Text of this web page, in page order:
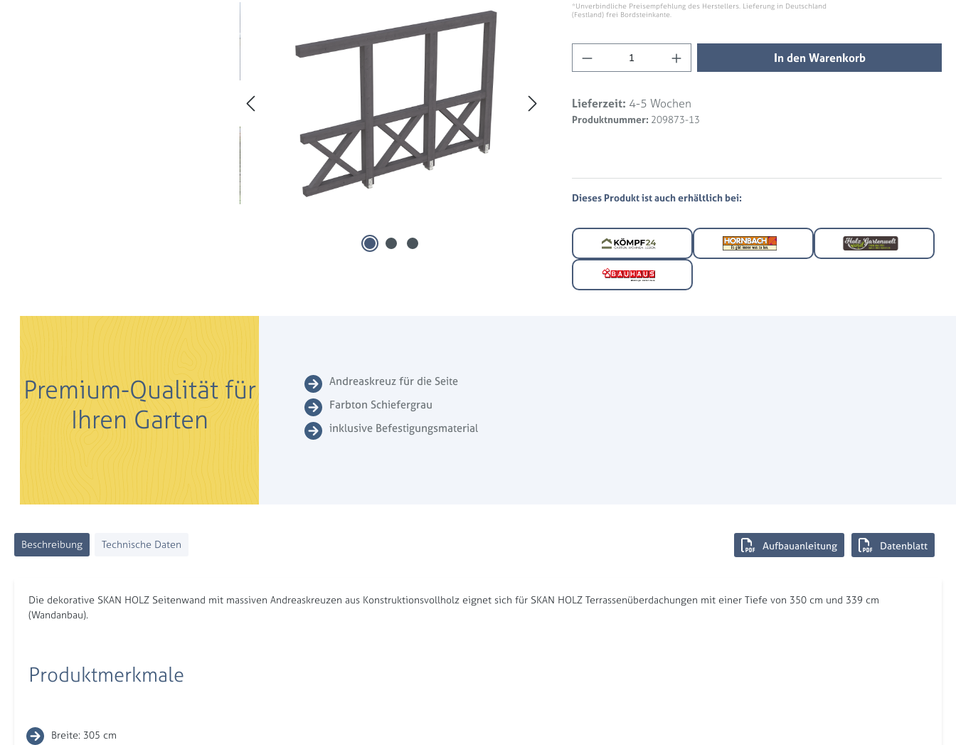
*Unverbindliche Preisempfehlung des Herstellers. Lieferung in Deutschland
(Festland) frei Bordsteinkante.
Produkt Anzahl: Gib den gewünschten Wert ein
In den Warenkorb
Lieferzeit: 4-5 Wochen
Produktnummer: 209873-13
Dieses Produkt ist auch erhältlich bei:
Premium-Qualität für
Ihren Garten
Andreaskreuz für die Seite
Farbton Schiefergrau
inklusive Befestigungsmaterial
Beschreibung Technische Daten Aufbauanleitung Datenblatt
Die dekorative SKAN HOLZ Seitenwand mit massiven Andreaskreuzen aus Konstruktionsvollholz eignet sich für SKAN HOLZ Terrassenüberdachungen mit einer Tiefe von 350 cm und 339 cm
(Wandanbau).
Produktmerkmale
Breite: 305 cm